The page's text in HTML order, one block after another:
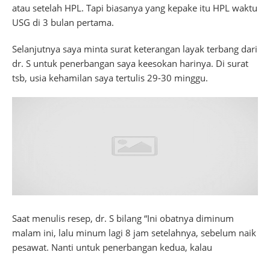
atau setelah HPL. Tapi biasanya yang kepake itu HPL waktu
USG di 3 bulan pertama.
Selanjutnya saya minta surat keterangan layak terbang dari
dr. S untuk penerbangan saya keesokan harinya. Di surat
tsb, usia kehamilan saya tertulis 29-30 minggu.
Saat menulis resep, dr. S bilang “Ini obatnya diminum
malam ini, lalu minum lagi 8 jam setelahnya, sebelum naik
pesawat. Nanti untuk penerbangan kedua, kalau